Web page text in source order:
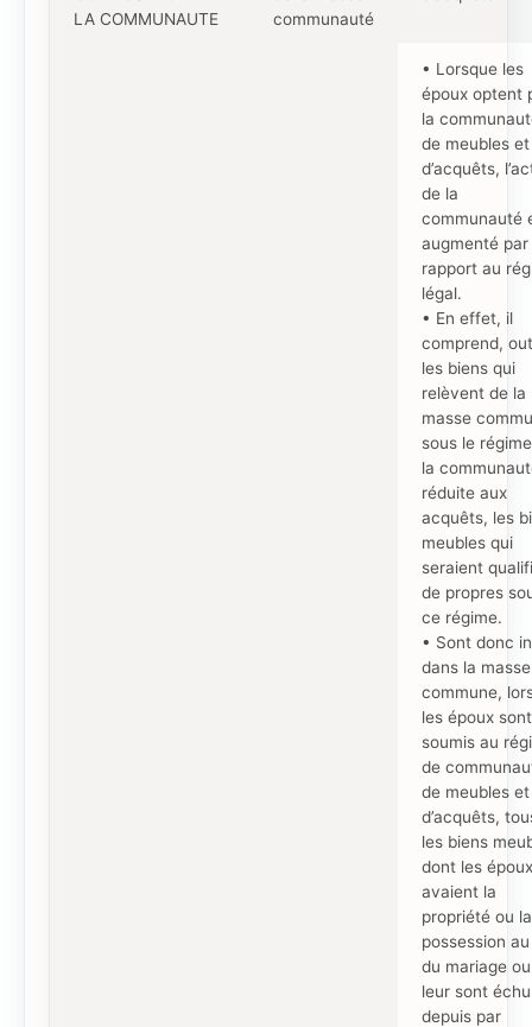
LA COMMUNAUTE
communauté
• Lorsque les
époux optent
la
de meubles et
d’acquêts,
de la
communauté
augmenté par
rapport au
légal.
• En effet, il
comprend,
les biens qui
relèvent de la
masse
sous le
la
réduite aux
acquêts, les
meubles qui
seraient
de propres
ce régime.
• Sont donc
dans la masse
commune,
les époux sont
soumis au
de
de meubles et
d’acquêts,
les biens
dont les époux
avaient la
propriété ou la
possession
du mariage
leur sont
depuis par